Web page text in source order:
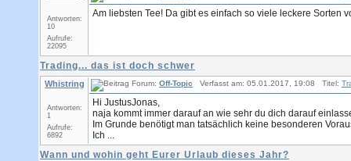
Antworten:
10
Aufrufe:
22095
Am liebsten Tee! Da gibt es einfach so viele leckere Sorten
Trading... das ist doch schwer
Whistring
Antworten:
1
Aufrufe:
6892
Forum: Off-Topic Verfasst am: 05.01.2017, 19:08 Titel:
Hi JustusJonas,
naja kommt immer darauf an wie sehr du dich darauf
Im Grunde benötigt man tatsächlich keine besonderen
Ich ...
Wann und wohin geht Eurer Urlaub dieses Jahr?